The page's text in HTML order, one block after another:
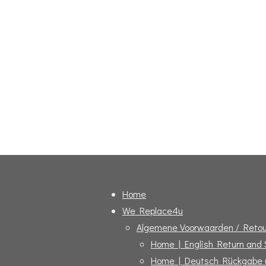
Home
We Replace4u
Algemene Voorwaarden /
Home | English Return and
Home | Deutsch Rückgabe